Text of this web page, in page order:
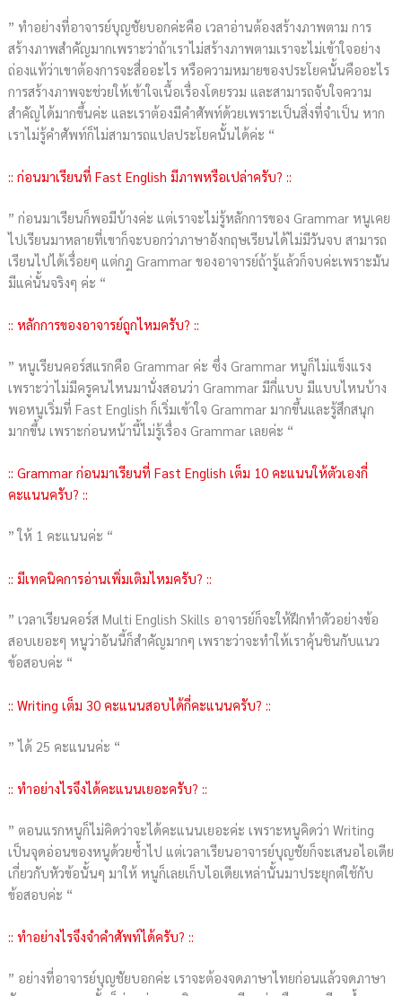
” ทำอย่างที่อาจารย์บุญชัยบอกค่ะคือ เวลาอ่านต้องสร้างภาพตาม การ
สร้างภาพสำคัญมากเพราะว่าถ้าเราไม่สร้างภาพตามเราจะไม่เข้าใจอย่าง
ถ่องแท้ว่าเขาต้องการจะสื่ออะไร หรือความหมายของประโยคนั้นคืออะไร
การสร้างภาพจะช่วยให้เข้าใจเนื้อเรื่องโดยรวม และสามารถจับใจความ
สำคัญได้มากขึ้นค่ะ และเราต้องมีคำศัพท์ด้วยเพราะเป็นสิ่งที่จำเป็น หาก
เราไม่รู้คำศัพท์ก็ไม่สามารถแปลประโยคนั้นได้ค่ะ “
:: ก่อนมาเรียนที่ Fast English มีภาพหรือเปล่าครับ? ::
” ก่อนมาเรียนก็พอมีบ้างค่ะ แต่เราจะไม่รู้หลักการของ Grammar หนูเคย
ไปเรียนมาหลายที่เขาก็จะบอกว่าภาษาอังกฤษเรียนได้ไม่มีวันจบ สามารถ
เรียนไปได้เรื่อยๆ แต่กฎ Grammar ของอาจารย์ถ้ารู้แล้วก็จบค่ะเพราะมัน
มีแค่นั้นจริงๆ ค่ะ “
:: หลักการของอาจารย์ถูกไหมครับ? ::
” หนูเรียนคอร์สแรกคือ Grammar ค่ะ ซึ่ง Grammar หนูก็ไม่แข็งแรง
เพราะว่าไม่มีครูคนไหนมานั่งสอนว่า Grammar มีกี่แบบ มีแบบไหนบ้าง
พอหนูเริ่มที่ Fast English ก็เริ่มเข้าใจ Grammar มากขึ้นและรู้สึกสนุก
มากขึ้น เพราะก่อนหน้านี้ไม่รู้เรื่อง Grammar เลยค่ะ “
:: Grammar ก่อนมาเรียนที่ Fast English เต็ม 10 คะแนนให้ตัวเองกี่
คะแนนครับ? ::
” ให้ 1 คะแนนค่ะ “
:: มีเทคนิคการอ่านเพิ่มเติมไหมครับ? ::
” เวลาเรียนคอร์ส Multi English Skills อาจารย์ก็จะให้ฝึกทำตัวอย่างข้อ
สอบเยอะๆ หนูว่าอันนี้ก็สำคัญมากๆ เพราะว่าจะทำให้เราคุ้นชินกับแนว
ข้อสอบค่ะ “
:: Writing เต็ม 30 คะแนนสอบได้กี่คะแนนครับ? ::
” ได้ 25 คะแนนค่ะ “
:: ทำอย่างไรจึงได้คะแนนเยอะครับ? ::
” ตอนแรกหนูก็ไม่คิดว่าจะได้คะแนนเยอะค่ะ เพราะหนูคิดว่า Writing
เป็นจุดอ่อนของหนูด้วยซ้ำไป แต่เวลาเรียนอาจารย์บุญชัยก็จะเสนอไอเดีย
เกี่ยวกับหัวข้อนั้นๆ มาให้ หนูก็เลยเก็บไอเดียเหล่านั้นมาประยุกต์ใช้กับ
ข้อสอบค่ะ “
:: ทำอย่างไรจึงจำคำศัพท์ได้ครับ? ::
” อย่างที่อาจารย์บุญชัยบอกค่ะ เราจะต้องจดภาษาไทยก่อนแล้วจดภาษา